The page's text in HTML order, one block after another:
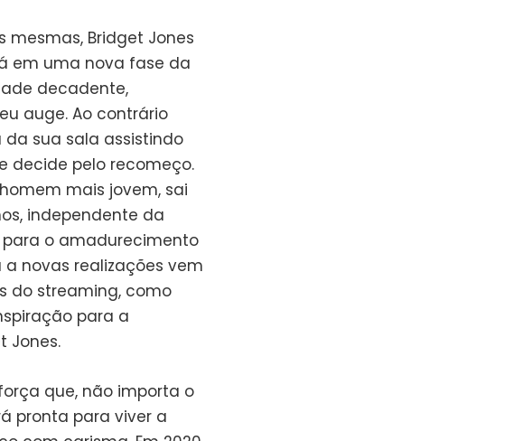
Bridget Jones
em uma nova fase da
decadente,
auge. Ao contrário
sua sala assistindo
decide pelo recomeço.
mais jovem, sai
independente da
o amadurecimento
novas realizações vem
do streaming, como
para a
Jones.
que, não importa o
pronta para viver a